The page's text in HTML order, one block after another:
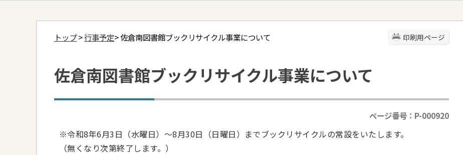
印刷用ページ
トップ>行事予定> 佐倉南図書館ブックリサイクル事業について
佐倉南図書館ブックリサイクル事業について
ページ番号：P-000920
※令和8年6月3日（水曜日）～8月30日（日曜日）までブックリサイクルの常設をいたします。
（無くなり次第終了します。）